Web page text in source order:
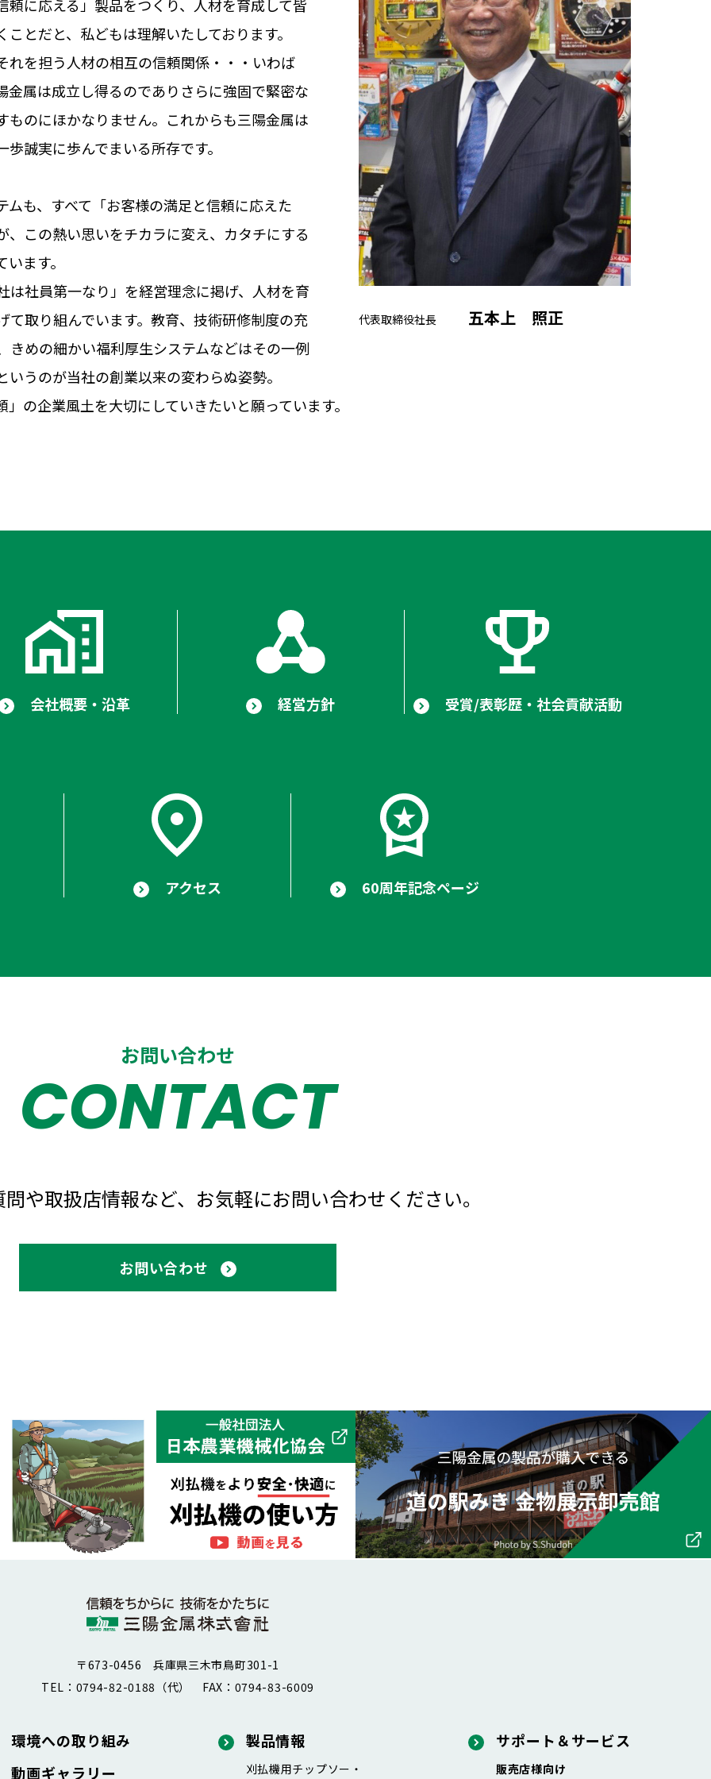
代表取締役社長 五本上 照正
に応える」製品をつくり、人材を育成して皆
とだと、私どもは理解いたしております。
を担う人材の相互の信頼関係・・・いわば
属は成立し得るのでありさらに強固で緊密な
のにほかなりません。これからも三陽金属は
誠実に歩んでまいる所存です。
も、すべて「お客様の満足と信頼に応えた
この熱い思いをチカラに変え、カタチにする
ます。
社員第一なり」を経営理念に掲げ、人材を育
取り組んでいます。教育、技術研修制度の充
めの細かい福利厚生システムなどはその一例
うのが当社の創業以来の変わらぬ姿勢。
の企業風土を大切にしていきたいと願っています。
会社概要・沿革 経営方針 受賞/表彰歴・社会貢献活動
アクセス 60周年記念ページ
お問い合わせ
CONTACT
や取扱店情報など、 お気軽にお問い合わせください。
お問い合わせ
〒673-0456 兵庫県三木市鳥町301-1
TEL：0794-82-0188（代） FAX：0794-83-6009
環境への取り組み
動画ギャラリー
製品情報
刈払機用チップソー・
サポート＆サービス
販売店様向け